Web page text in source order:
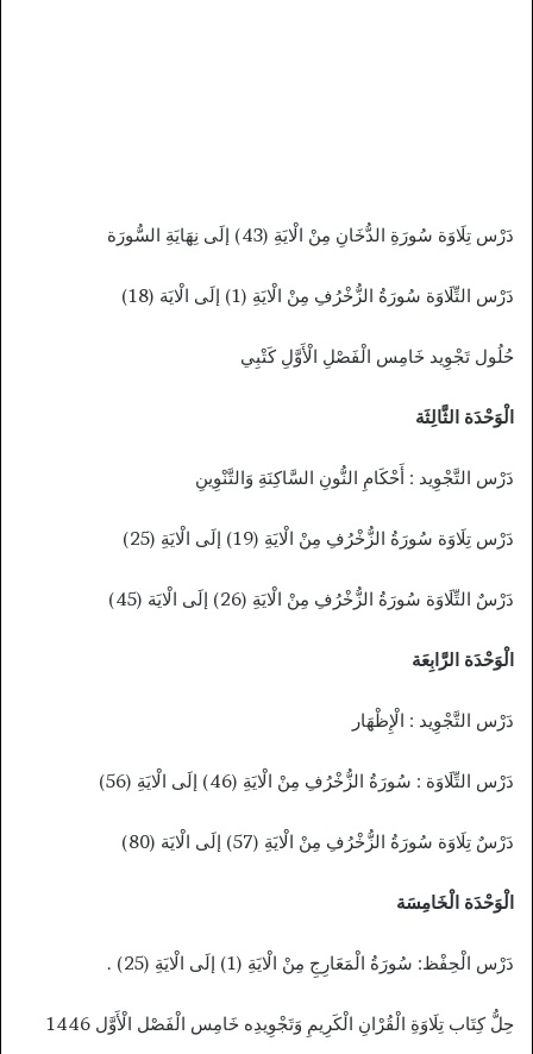
دَرْس تِلَاوَة سُورَةِ الدُّخَانِ مِنْ الْايَةِ (43) إلَى نِهَايَةِ السُّورَة
دَرْس التِّلَاوَة سُورَةُ الزُّخْرُفِ مِنْ الْايَةِ (1) إلَى الْايَة (18)
حُلُول تَجْوِيد خَامِس الْفَصْلِ الْأَوَّلِ كَتْبِي
الْوَحْدَة الثَّالِثَة
دَرْس التَّجْوِيد : أَحْكَامِ النُّونِ السَّاكِنَةِ وَالتَّنْوِينِ
دَرْس تِلَاوَة سُورَةُ الزُّخْرُفِ مِنْ الْايَةِ (19) إلَى الْايَةِ (25)
دَرْسٌ التِّلَاوَة سُورَةُ الزُّخْرُفِ مِنْ الْايَةِ (26) إلَى الْايَة (45)
الْوَحْدَة الرَّابِعَة
دَرْس التَّجْوِيد : الْإِظْهَار
دَرْس التِّلَاوَة : سُورَةُ الزُّخْرُفِ مِنْ الْايَةِ (46) إلَى الْايَةِ (56)
دَرْسٌ تِلَاوَة سُورَةُ الزُّخْرُفِ مِنْ الْايَةِ (57) إلَى الْايَة (80)
الْوَحْدَة الْخَامِسَة
دَرْس الْحِفْظ: سُورَةُ الْمَعَارِجِ مِنْ الْايَةِ (1) إلَى الْايَةِ (25) .
حِلُّ كِتَاب تِلَاوَةِ الْقُرْانِ الْكَرِيمِ وَتَجْوِيدِه خَامِس الْفَصْل الْأَوَّل 1446